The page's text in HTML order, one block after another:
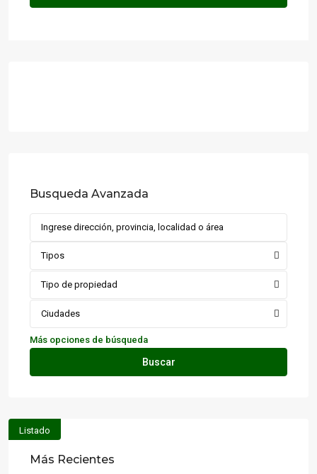
Busqueda Avanzada
Tipos
Tipo de propiedad
Ciudades
Más opciones de búsqueda
Buscar
Listado
Más Recientes